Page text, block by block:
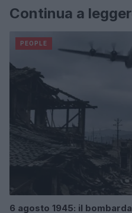
Continua a
PEOPLE
6 agosto 1945: il